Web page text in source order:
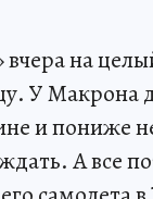
на
У Макрона
и пониже
А все